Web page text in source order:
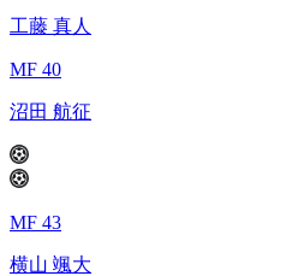
工藤 真人
MF 40
沼田 航征
MF 43
横山 颯大